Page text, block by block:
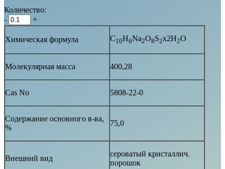
Количество:
-
+
Химическая формула C10H6Na2O8S2х2H2O
Молекулярная масса 400,28
Cas No 5808-22-0
Содержание основного в-ва,
%
75,0
Внешний вид
сероватый кристаллич.
порошок